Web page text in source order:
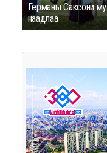
Германы Саксони
наадлаа